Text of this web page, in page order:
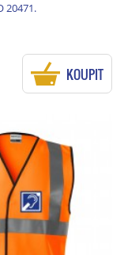
20471.
KOUPIT